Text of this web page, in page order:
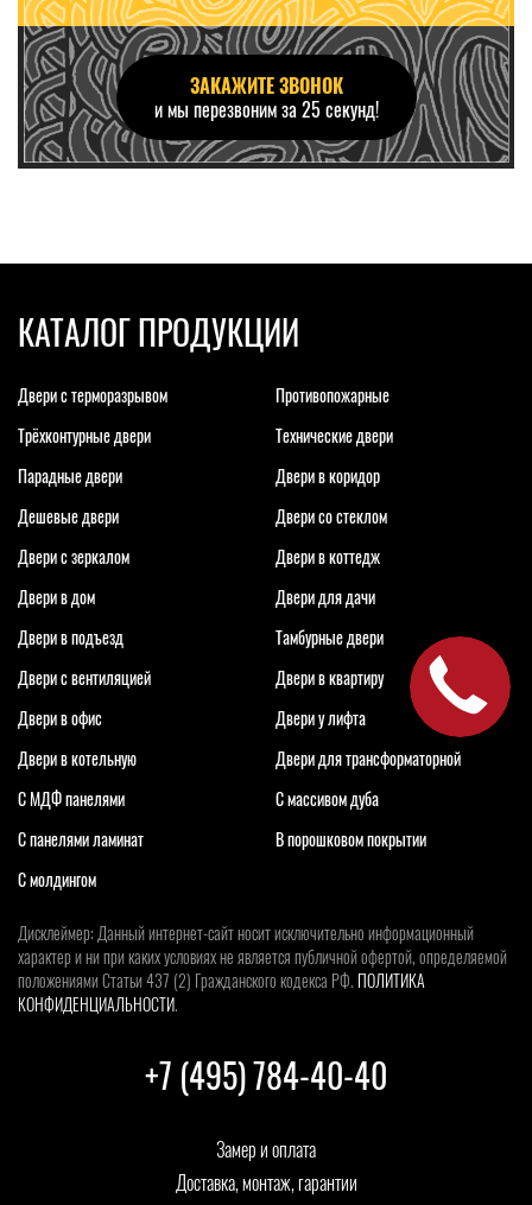
ЗАКАЖИТЕ ЗВОНОК
и мы перезвоним за 25 секунд!
+7 (495) 784-40-40
Замер и оплата
Доставка, монтаж, гарантии
КАТАЛОГ ПРОДУКЦИИ
Двери с терморазрывом
Противопожарные
Трёхконтурные двери
Технические двери
Парадные двери
Двери в коридор
Дешевые двери
Двери со стеклом
Двери с зеркалом
Двери в коттедж
Двери в дом
Двери для дачи
Двери в подъезд
Тамбурные двери
Двери с вентиляцией
Двери в квартиру
Двери в офис
Двери у лифта
Двери в котельную
Двери для трансформаторной
С МДФ панелями
С массивом дуба
С панелями ламинат
В порошковом покрытии
С молдингом
Дисклеймер: Данный интернет-сайт носит исключительно информационный
характер и ни при каких условиях не является публичной офертой, определяемой
положениями Статьи 437 (2) Гражданского кодекса РФ. ПОЛИТИКА
КОНФИДЕНЦИАЛЬНОСТИ.